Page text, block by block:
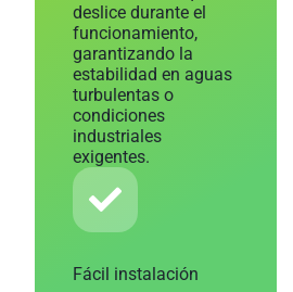
deslice durante el
funcionamiento,
garantizando la
estabilidad en aguas
turbulentas o
condiciones
industriales
exigentes.
Fácil instalación